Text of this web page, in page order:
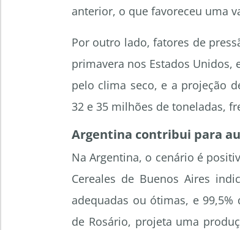
anterior, o que favoreceu uma
Por outro lado, fatores de
primavera nos Estados Unidos,
pelo clima seco, e a projeção
32 e 35 milhões de toneladas,
Argentina contribui para
Na Argentina, o cenário é
Cereales de Buenos Aires
adequadas ou ótimas, e
de Rosário, projeta uma